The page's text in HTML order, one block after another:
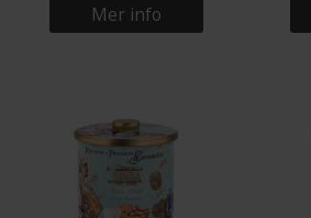
Mer info